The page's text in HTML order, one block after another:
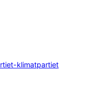
klimatpartiet